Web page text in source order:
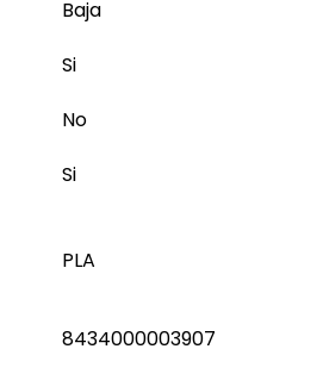
Baja
Si
No
Si
PLA
8434000003907